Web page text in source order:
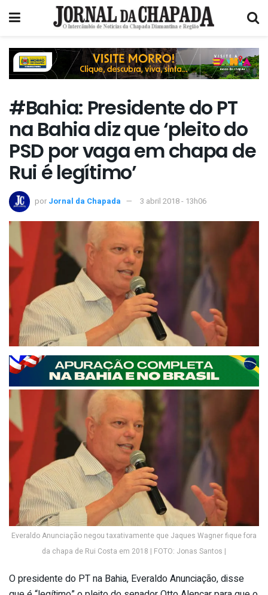
#Bahia: Presidente do PT
na Bahia diz que ‘pleito do
PSD por vaga em chapa de
Rui é legítimo’
por Jornal da Chapada 3 abril 2018 - 13h06
Everaldo Anunciação negou taxativamente que Jaques Wagner fique fora
da chapa de Rui Costa em 2018 | FOTO: Jonas Santos |
O presidente do PT na Bahia, Everaldo Anunciação, disse